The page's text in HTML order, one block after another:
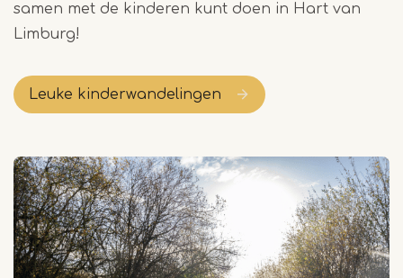
samen met de kinderen kunt doen in Hart van
Limburg!
Leuke kinderwandelingen